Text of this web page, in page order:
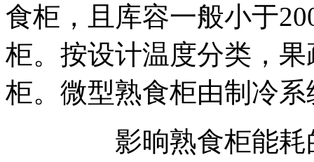
食柜，且库容一般小于
柜。按设计温度分类，
柜。微型熟食柜由制冷
影晌熟食柜能耗的